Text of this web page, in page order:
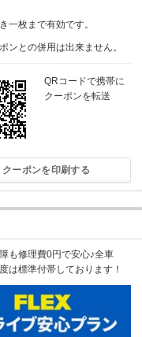
一枚まで有効です。
ンとの併用は出来ません。
QRコードで携帯に
クーポンを転送
クーポンを印刷する
も修理費0円で安心♪全車
は標準付帯しております！